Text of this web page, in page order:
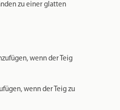
zu einer glatten
wenn der Teig
wenn der Teig zu